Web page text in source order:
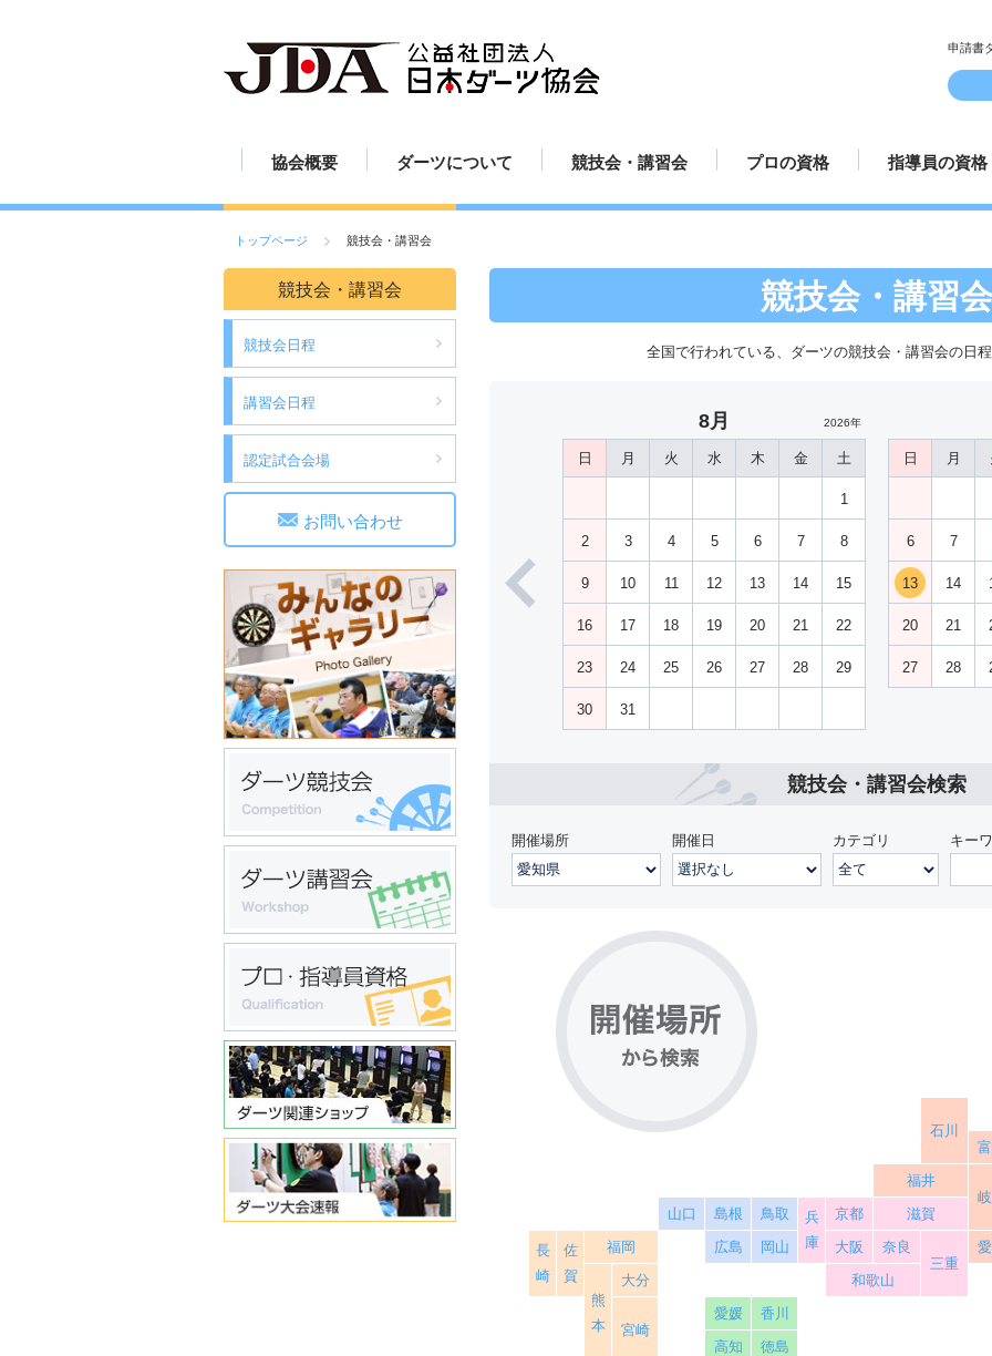
申請書
協会概要
ご挨拶
JDAの歩み
組織図
定款
活動報告
ダーツについて
スポーツとしてのダーツ
ダーツの歴史
ダーツのルールとマナー
ダーツの投げ方
ボードの読み方
ボードの設置
ダーツの練習方法
ダーツの楽しみ方
ダーツ用具
競技会・講習会
競技会日程
講習会日程
認定試合場
プロの資格
プロ資格について
プロ規定
プロ資格更新手続き
プロテスト受験申請方法
プロ選手紹介
指導員の資格
指導員資格に
指導員規定
指導員更新手
講師派遣
トップページ 競技会・講習会
競技会・講習会
競技会日程
講習会日程
認定試合会場
お問い合わせ
競技会・講習
全国で行われている、ダーツの競技会・講習会の日
8月 2026年
日 月 火 水 木 金 土
1
2 3 4 5 6 7 8
9 10 11 12 13 14 15
16 17 18 19 20 21 22
23 24 25 26 27 28 29
30 31
日 月
6 7
13 14
20 21
27 28
競技会・講習会検索
開催場所 開催日 カテゴリ キー
石川
福井
山口
島根 鳥取
兵
庫
京都 滋賀
長
崎
佐
賀
福岡 広島 岡山 大阪
奈良
三重
熊
本
大分 和歌山
宮崎
愛媛
香川
高知
徳島